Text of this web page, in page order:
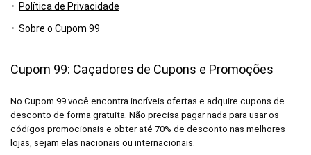
Política de Privacidade
Sobre o Cupom 99
Cupom 99: Caçadores de Cupons e Promoções
No Cupom 99 você encontra incríveis ofertas e adquire cupons de
desconto de forma gratuita. Não precisa pagar nada para usar os
códigos promocionais e obter até 70% de desconto nas melhores
lojas, sejam elas nacionais ou internacionais.